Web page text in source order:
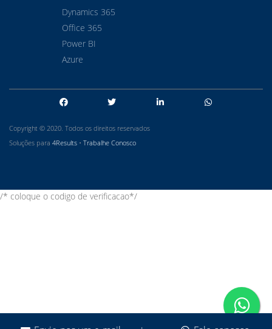
Dynamics 365
Office 365
Power BI
Azure
Copyright © 2020. Todos os direitos reservados
Soluções para 4Results • Trabalhe Conosco
/* coloque o codigo de verificacao*/